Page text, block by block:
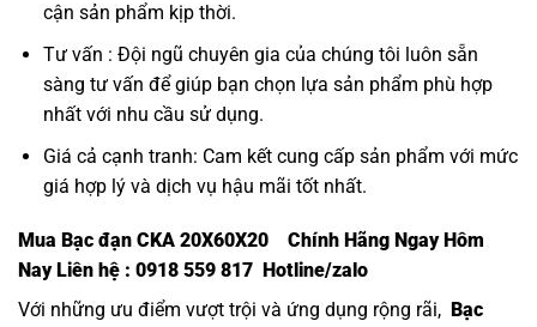
cận sản phẩm kịp thời.
Tư vấn : Đội ngũ chuyên gia của chúng tôi luôn sẵn
sàng tư vấn để giúp bạn chọn lựa sản phẩm phù hợp
nhất với nhu cầu sử dụng.
Giá cả cạnh tranh: Cam kết cung cấp sản phẩm với mức
giá hợp lý và dịch vụ hậu mãi tốt nhất.
Mua Bạc đạn CKA 20X60X20 Chính Hãng Ngay Hôm
Nay Liên hệ : 0918 559 817 Hotline/zalo
Với những ưu điểm vượt trội và ứng dụng rộng rãi, Bạc